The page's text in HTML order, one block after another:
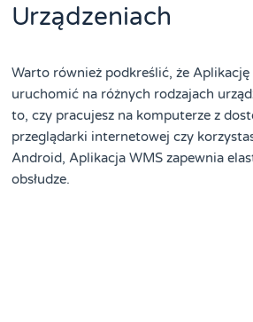
Urządzeniach
Warto również podkreślić, że Aplikację
uruchomić na różnych rodzajach
to, czy pracujesz na komputerze z
przeglądarki internetowej czy
Android, Aplikacja WMS zapewnia
obsłudze.